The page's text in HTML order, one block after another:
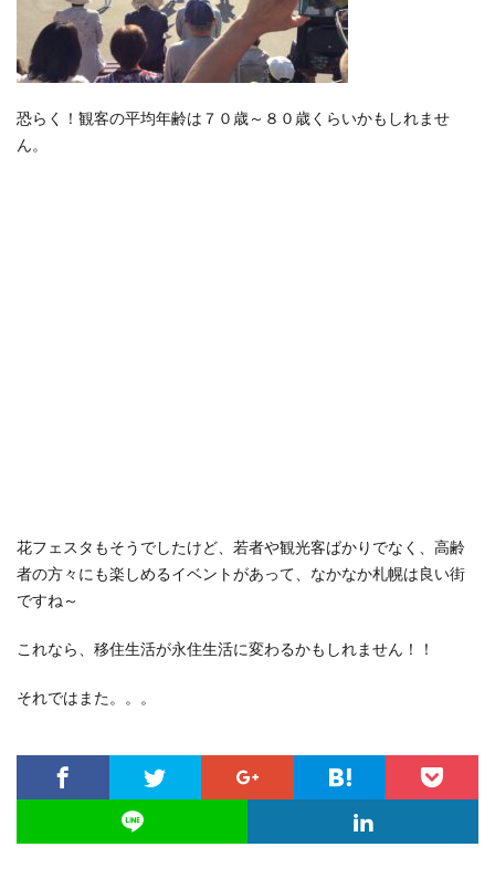
恐らく！観客の平均年齢は７０歳～８０歳くらいかもしれませ
ん。
花フェスタもそうでしたけど、若者や観光客ばかりでなく、高齢
者の方々にも楽しめるイベントがあって、なかなか札幌は良い街
ですね～
これなら、移住生活が永住生活に変わるかもしれません！！
それではまた。。。